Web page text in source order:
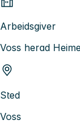
Arbeidsgiver
Voss herad
Sted
Voss